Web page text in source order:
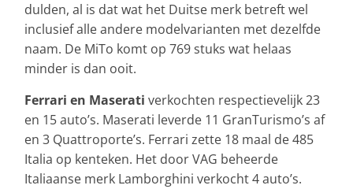
dulden, al is dat wat het Duitse merk betreft wel
inclusief alle andere modelvarianten met dezelfde
naam. De MiTo komt op 769 stuks wat helaas
minder is dan ooit.
Ferrari en Maserati verkochten respectievelijk 23
en 15 auto’s. Maserati leverde 11 GranTurismo’s af
en 3 Quattroporte’s. Ferrari zette 18 maal de 485
Italia op kenteken. Het door VAG beheerde
Italiaanse merk Lamborghini verkocht 4 auto’s.